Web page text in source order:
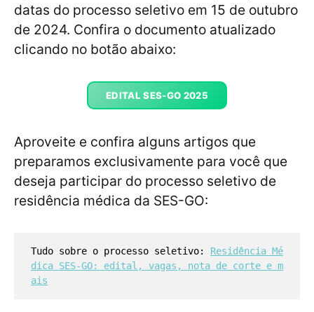
datas do processo seletivo em 15 de outubro
de 2024. Confira o documento atualizado
clicando no botão abaixo:
EDITAL SES-GO 2025
Aproveite e confira alguns artigos que
preparamos exclusivamente para você que
deseja participar do processo seletivo de
residência médica da SES-GO:
Tudo sobre o processo seletivo: Residência Mé
dica SES-GO: edital, vagas, nota de corte e m
ais